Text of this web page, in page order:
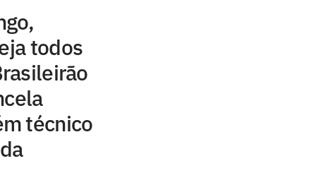
todos
técnico